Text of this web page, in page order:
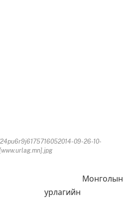
09-26-10-
Монголын
урлагийн